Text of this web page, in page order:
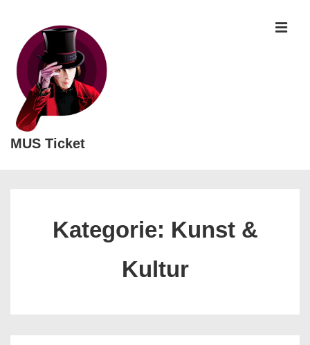
Inhalt
MUS Ticket
Kategorie: Kunst &
Kultur